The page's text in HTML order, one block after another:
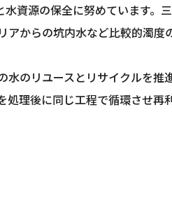
資源の保全に努めています
からの坑内水など比較的濁
のリユースとリサイクルを
理後に同じ工程で循環させ再